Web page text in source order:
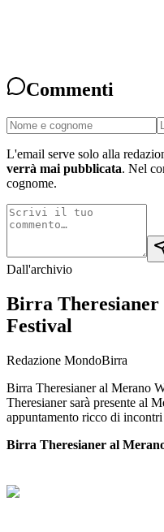
Commenti
L'email serve solo alla
verrà mai pubblicata. Nel
cognome.
Dall'archivio
Birra
Festival
Redazione MondoBirra
Birra Theresianer al Merano
Theresianer sarà presente al
appuntamento ricco di
Birra Theresianer al